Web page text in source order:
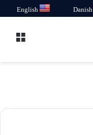
Danish
English